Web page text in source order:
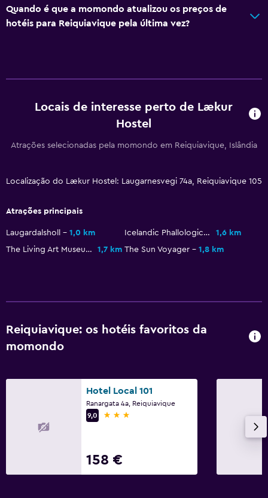
Terraço/pátio
Acesso com chave
Quando é que a momondo atualizou os preços de
hotéis para Reiquiavique pela última vez?
Locais de interesse perto de Lækur
Hostel
Atrações selecionadas pela momondo em Reiquiavique, Islândia
Localização do Lækur Hostel: Laugarnesvegi 74a, Reiquiavique 105
Atrações principais
Laugardalsholl 1,0 km Icelandic Phallological Museum
1,6 km
The Living Art Museum
1,7 km The Sun Voyager 1,8 km
Reiquiavique: os hotéis favoritos da
momondo
Hotel Local 101
Ranargata 4a, Reiquiavique
9,0
3 estrelas
158 €